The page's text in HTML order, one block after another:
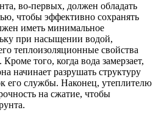
во-первых, должен обладать
чтобы эффективно сохранять
иметь минимальное
при насыщении водой,
теплоизоляционные свойства
того, когда вода замерзает,
начинает разрушать структуру
его службы. Наконец, утеплителю
на сжатие, чтобы